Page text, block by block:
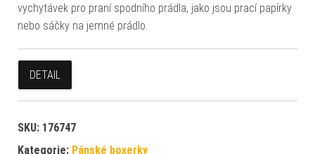
vychytávek pro praní spodního prádla, jako jsou prací papírky
nebo sáčky na jemné prádlo.
DETAIL
SKU: 176747
Kategorie: Pánské boxerky